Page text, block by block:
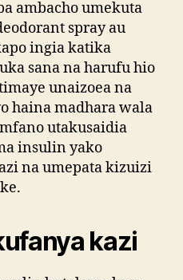
ambacho umekuta
spray au
ingia katika
sana na harufu hio
unaizoea na
haina madhara wala
utakusaidia
insulin yako
na umepata kizuizi
kazi